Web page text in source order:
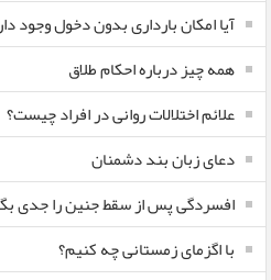
آیا امکان بارداری بدون دخول وجود
همه چیز درباره احکام طلاق
علائم اختلالات روانی در افراد چیست؟
دعای زبان بند دشمنان
افسردگی پس از سقط جنین را جدی
با اگزمای زمستانی چه کنیم؟